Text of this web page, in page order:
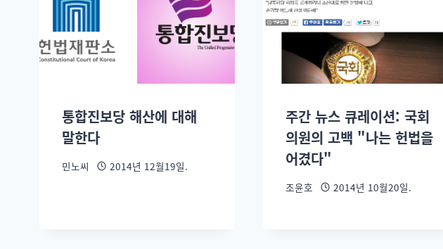
통합진보당 해산에 대해
말한다
민노씨 2014년 12월19일.
주간 뉴스 큐레이션: 국회
의원의 고백 "나는 헌법을
어겼다"
조윤호 2014년 10월20일.